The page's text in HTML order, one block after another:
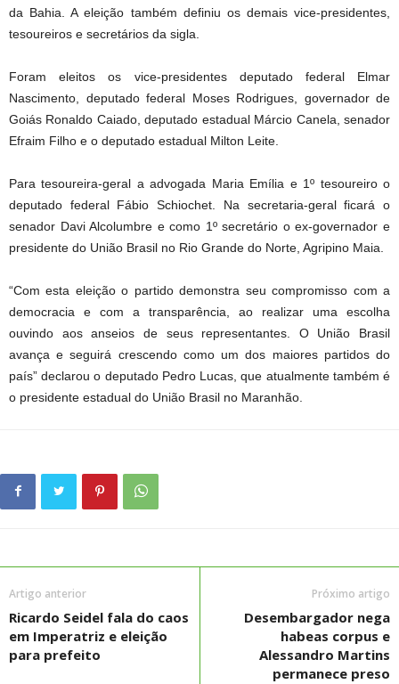
da Bahia. A eleição também definiu os demais vice-presidentes,
tesoureiros e secretários da sigla.
Foram eleitos os vice-presidentes deputado federal Elmar
Nascimento, deputado federal Moses Rodrigues, governador de
Goiás Ronaldo Caiado, deputado estadual Márcio Canela, senador
Efraim Filho e o deputado estadual Milton Leite.
Para tesoureira-geral a advogada Maria Emília e 1º tesoureiro o
deputado federal Fábio Schiochet. Na secretaria-geral ficará o
senador Davi Alcolumbre e como 1º secretário o ex-governador e
presidente do União Brasil no Rio Grande do Norte, Agripino Maia.
“Com esta eleição o partido demonstra seu compromisso com a
democracia e com a transparência, ao realizar uma escolha
ouvindo aos anseios de seus representantes. O União Brasil
avança e seguirá crescendo como um dos maiores partidos do
país” declarou o deputado Pedro Lucas, que atualmente também é
o presidente estadual do União Brasil no Maranhão.
Artigo anterior
Ricardo Seidel fala do caos
em Imperatriz e eleição
para prefeito
Próximo artigo
Desembargador nega
habeas corpus e
Alessandro Martins
permanece preso